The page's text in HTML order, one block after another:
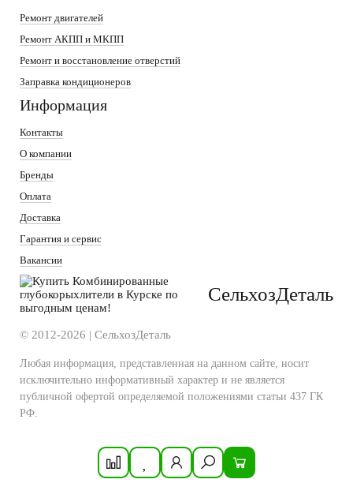
СельхозДеталь
© 2012-2026 | СельхозДеталь
Любая информация, представленная на данном сайте, носит
исключительно информативный характер и не является
публичной офертой определяемой положениями статьи 437 ГК
РФ.
Ремонт двигателей
Ремонт АКПП и МКПП
Ремонт и восстановление отверстий
Заправка кондиционеров
Информация
Контакты
О компании
Бренды
Оплата
Доставка
Гарантия и сервис
Вакансии